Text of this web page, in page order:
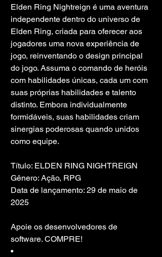
Elden Ring Nightreign é uma aventura
independente dentro do universo de
Elden Ring, criada para oferecer aos
jogadores uma nova experiência de
jogo, reinventando o design principal
do jogo. Assuma o comando de heróis
com habilidades únicas, cada um com
suas próprias habilidades e talento
distinto. Embora individualmente
formidáveis, suas habilidades criam
sinergias poderosas quando unidos
como equipe.
Título: ELDEN RING NIGHTREIGN
Gênero: Ação, RPG
Data de lançamento: 29 de maio de
2025
Apoie os desenvolvedores de
software. COMPRE!
•